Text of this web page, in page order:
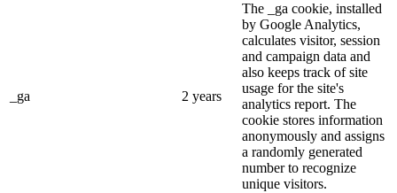
_ga 2 years
The _ga cookie, installed
by Google Analytics,
calculates visitor, session
and campaign data and
also keeps track of site
usage for the site's
analytics report. The
cookie stores information
anonymously and assigns
a randomly generated
number to recognize
unique visitors.